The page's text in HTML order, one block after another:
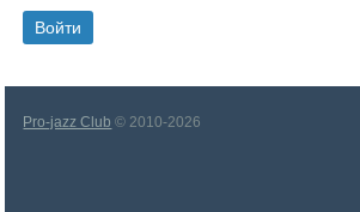
Pro-jazz Club © 2010-2026